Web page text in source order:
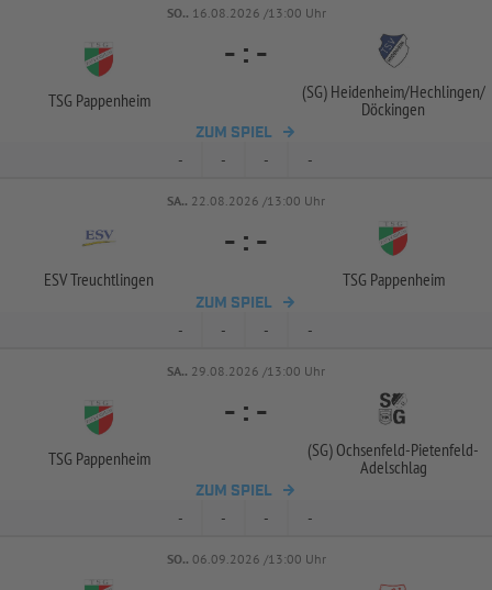
SO.. 16.08.2026 /13:00 Uhr
TSG Pappenheim
- : -
(SG) Heidenheim/Hechlingen/
Döckingen
ZUM SPIEL
- - - -
SA.. 22.08.2026 /13:00 Uhr
ESV Treuchtlingen
- : -
TSG Pappenheim
ZUM SPIEL
- - - -
SA.. 29.08.2026 /13:00 Uhr
TSG Pappenheim
- : -
(SG) Ochsenfeld-Pietenfeld-
Adelschlag
ZUM SPIEL
- - - -
SO.. 06.09.2026 /13:00 Uhr